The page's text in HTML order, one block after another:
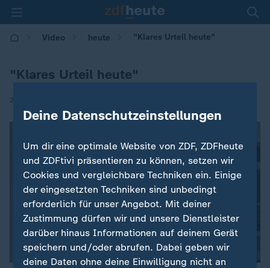
Video heute "Klares Urteil heute"
"Klares Urteil heute"
28.12.2021 | 12:36
Deine Datenschutzeinstellungen
Um dir eine optimale Website von ZDF, ZDFheute
und ZDFtivi präsentieren zu können, setzen wir
Cookies und vergleichbare Techniken ein. Einige
der eingesetzten Techniken sind unbedingt
erforderlich für unser Angebot. Mit deiner
Zustimmung dürfen wir und unsere Dienstleister
darüber hinaus Informationen auf deinem Gerät
speichern und/oder abrufen. Dabei geben wir
deine Daten ohne deine Einwilligung nicht an